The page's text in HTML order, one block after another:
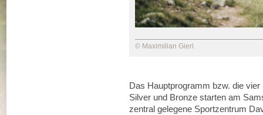
© Maximilian Gierl
Das Hauptprogramm bzw. die
Silver und Bronze starten am
zentral gelegene Sportzentrum